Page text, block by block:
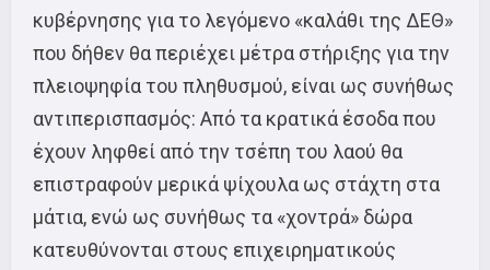
κυβέρνησης για το λεγόμενο «καλάθι της ΔΕΘ»
που δήθεν θα περιέχει μέτρα στήριξης για την
πλειοψηφία του πληθυσμού, είναι ως συνήθως
αντιπερισπασμός: Από τα κρατικά έσοδα που
έχουν ληφθεί από την τσέπη του λαού θα
επιστραφούν μερικά ψίχουλα ως στάχτη στα
μάτια, ενώ ως συνήθως τα «χοντρά» δώρα
κατευθύνονται στους επιχειρηματικούς